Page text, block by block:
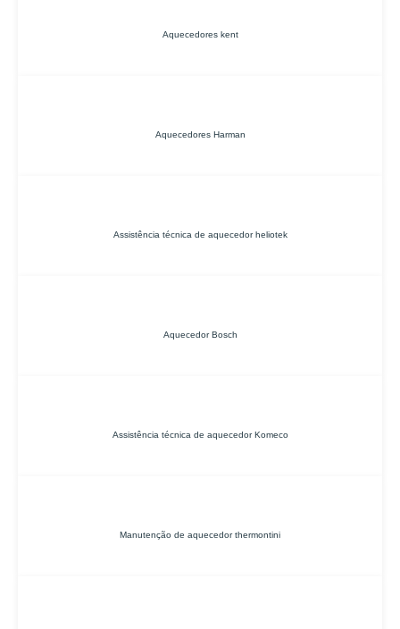
Aquecedores kent
Aquecedores Harman
Assistência técnica de aquecedor heliotek
Aquecedor Bosch
Assistência técnica de aquecedor Komeco
Manutenção de aquecedor thermontini